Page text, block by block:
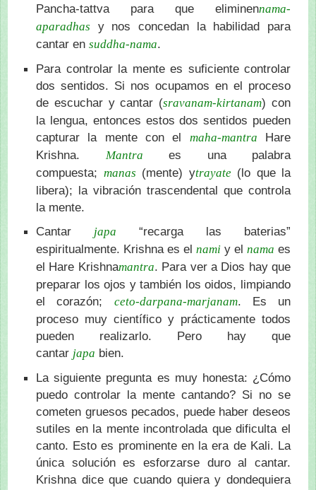
Pancha-tattva para que eliminennama-
aparadhas y nos concedan la habilidad para
cantar en suddha-nama.
Para controlar la mente es suficiente controlar
dos sentidos. Si nos ocupamos en el proceso
de escuchar y cantar (sravanam-kirtanam) con
la lengua, entonces estos dos sentidos pueden
capturar la mente con el maha-mantra Hare
Krishna. Mantra es una palabra
compuesta; manas (mente) ytrayate(lo que la
libera); la vibración trascendental que controla
la mente.
Cantar japa “recarga las baterias”
espiritualmente. Krishna es el nami y el nama es
el Hare Krishnamantra. Para ver a Dios hay que
preparar los ojos y también los oidos, limpiando
el corazón; ceto-darpana-marjanam. Es un
proceso muy científico y prácticamente todos
pueden realizarlo. Pero hay que
cantar japa bien.
La siguiente pregunta es muy honesta: ¿Cómo
puedo controlar la mente cantando? Si no se
cometen gruesos pecados, puede haber deseos
sutiles en la mente incontrolada que dificulta el
canto. Esto es prominente en la era de Kali. La
única solución es esforzarse duro al cantar.
Krishna dice que cuando quiera y dondequiera